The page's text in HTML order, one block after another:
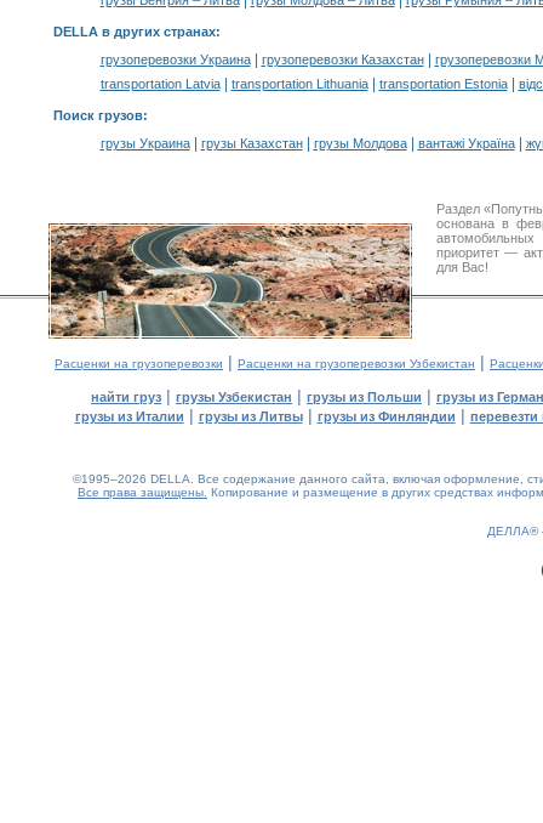
DELLA в других странах:
грузоперевозки Украина| грузоперевозки Казахстан|
грузоперевозки
transportation Latvia| transportation Lithuania| transportation Estonia|
Поиск грузов:
грузы Украина| грузы Казахстан| грузы Молдова| вантажі Україна|
Раздел
основана в
приоритет —
для Вас!
Расценки на грузоперевозки | Расценки на грузоперевозки Узбекистан |
найти груз | грузы Узбекистан | грузы из Польши | грузы из
грузы из Италии | грузы из Литвы| грузы из Финляндии | перевезти
©1995–2026 DELLA. Все содержание данного сайта, включая оформление,
Все права защищены. Копирование и размещение в других средствах